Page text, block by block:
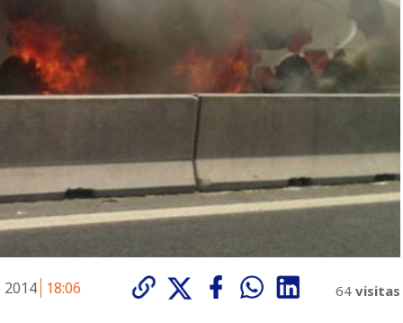
18:06 64 visitas